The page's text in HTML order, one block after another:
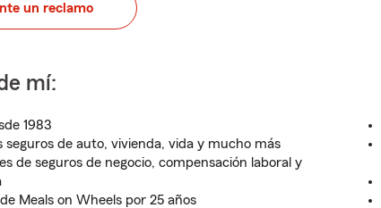
un reclamo
mí:
1983
seguros de auto, vivienda, vida y mucho más
de seguros de negocio, compensación laboral y
Meals on Wheels por 25 años